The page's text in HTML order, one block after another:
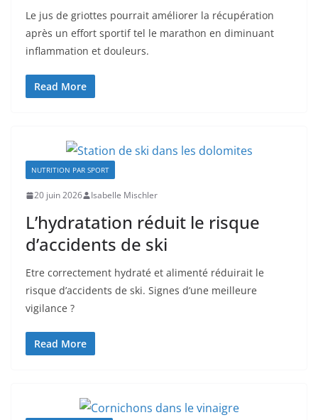
Le jus de griottes pourrait améliorer la récupération
après un effort sportif tel le marathon en diminuant
inflammation et douleurs.
Read More
NUTRITION PAR SPORT
20 juin 2026 Isabelle Mischler
L’hydratation réduit le risque
d’accidents de ski
Etre correctement hydraté et alimenté réduirait le
risque d’accidents de ski. Signes d’une meilleure
vigilance ?
Read More